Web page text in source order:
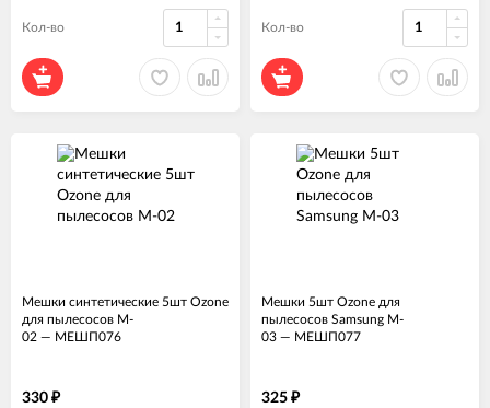
Кол-во Кол-во
Мешки синтетические 5шт Ozone
для пылесосов M-
02 — МЕШП076
330 ₽
Мешки 5шт Ozone для
пылесосов Samsung M-
03 — МЕШП077
325 ₽